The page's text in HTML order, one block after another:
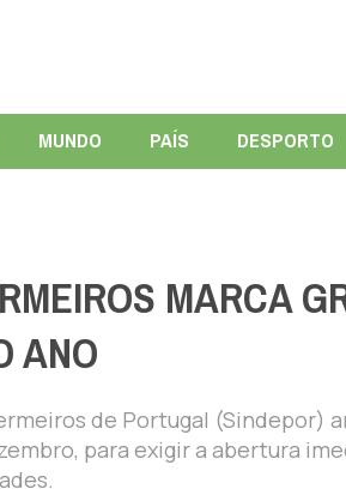
MUNDO PAÍS DESPORTO
MARCA
ANO
de Portugal (Sindepor)
para exigir a abertura